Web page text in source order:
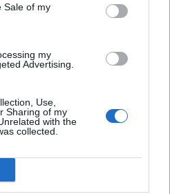
Sale of my
my
Advertising.
Use,
Sharing of my
with the
collected.
hírarchívumához
előfizetéses
tartalmazza:
2 év napon belüli